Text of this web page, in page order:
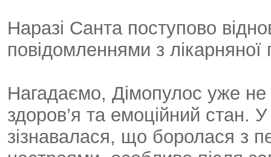
Наразі Санта поступово
повідомленнями з лікарняної
Нагадаємо, Дімопулос уже не
здоров’я та емоційний стан.
зізнавалася, що боролася з